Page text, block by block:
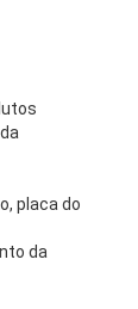
placa do
da